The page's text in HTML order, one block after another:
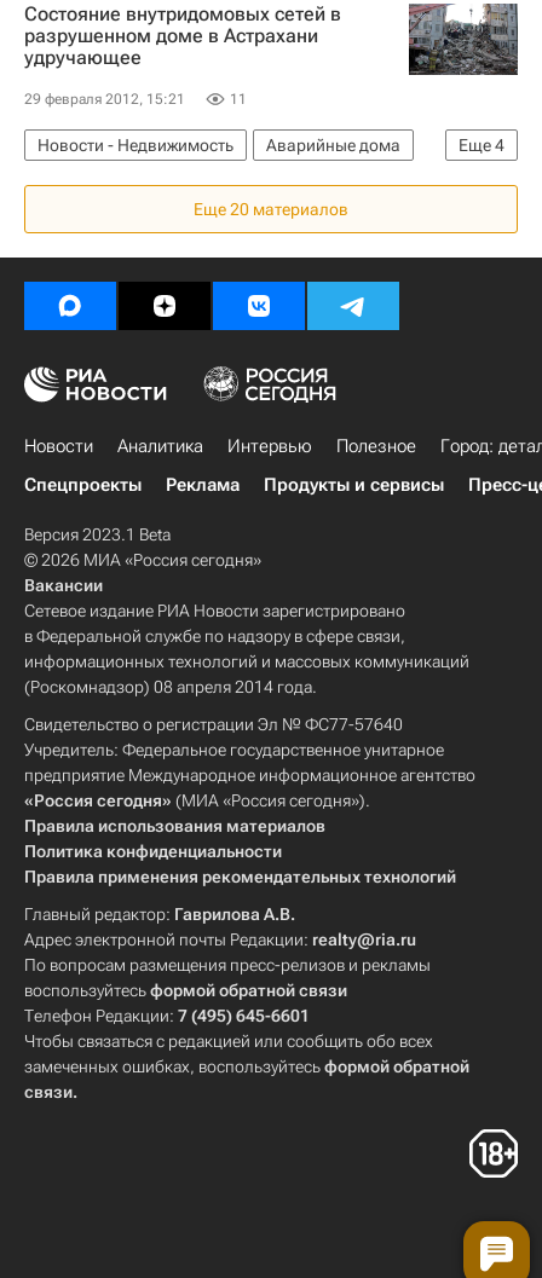
Состояние внутридомовых сетей в
разрушенном доме в Астрахани
удручающее
29 февраля 2012, 15:21 11
Еще4
Новости - Недвижимость
Аварийные дома
Астрахань
Виктор Басаргин
Жилье
Еще 20 материалов
Новости Аналитика Интервью Полезное
Город:
Спецпроекты
Реклама Продукты и сервисы Пресс-
Версия 2023.1 Beta
© 2026 МИА «Россия сегодня»
Вакансии
Сетевое издание РИА Новости зарегистрировано
в Федеральной службе по надзору в сфере связи,
информационных технологий и массовых коммуникаций
(Роскомнадзор) 08 апреля 2014 года.
Свидетельство о регистрации Эл № ФС77-57640
Учредитель: Федеральное государственное унитарное
предприятие Международное информационное агентство
«Россия сегодня» (МИА «Россия сегодня»).
Правила использования материалов
Политика конфиденциальности
Правила применения рекомендательных технологий
Главный редактор: Гаврилова А.В.
Адрес электронной почты Редакции: realty@ria.ru
По вопросам размещения пресс-релизов и рекламы
воспользуйтесьформой обратной связи
Телефон Редакции: 7 (495) 645-6601
Чтобы связаться с редакцией или сообщить обо всех
замеченных ошибках, воспользуйтесьформой обратной
связи.